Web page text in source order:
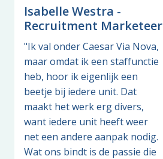
Isabelle Westra -
Recruitment Marketeer
"Ik val onder Caesar Via Nova,
maar omdat ik een staffunctie
heb, hoor ik eigenlijk een
beetje bij iedere unit. Dat
maakt het werk erg divers,
want iedere unit heeft weer
net een andere aanpak nodig.
Wat ons bindt is de passie die